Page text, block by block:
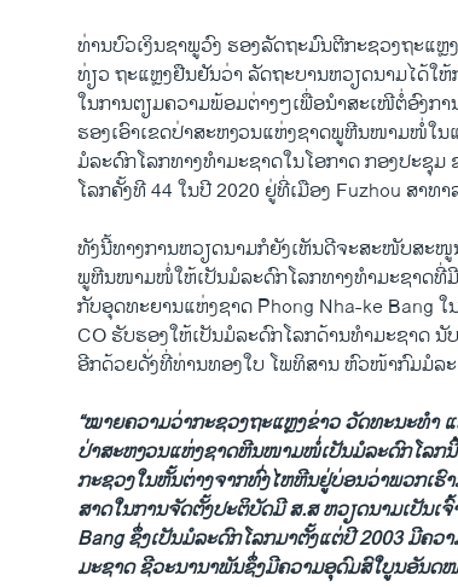
ທ່ານ​ບົວ​ເງິນ​ຊາ​ພູ​ວົງ ຮອງ​ລັດ​ຖະ​ມົນ​ຕີ​ກະ​ຊວງ​ຖະ​ແ
ທ່ຽວ ຖະ​ແຫຼງ​ຢືນ​ຢັນ​ວ່າ ລັດ​ຖະ​ບານ​ຫວຽດ​ນາມ​ໄດ້​ໃ​
ໃນ​ການຕຽມຄວາມພ້ອມ​ຕ່າງໆ​ເພື່ອ​ນຳ​ສ​ະ​ເໜີ​ຕໍ່​ອົງ​ກ
ຮອງ​ເອົາ​ເຂດ​ປ່າ​ສະ​ຫງວນ​ແຫ່ງ​ຊາດ​ພູ​ຫີນ​ໜາມ​ໜໍ່​ໃນ​
ມໍ​ລະ​ດົກ​ໂລກ​ທາງທຳ​ມະ​ຊາດໃນ​ໂອ​ກາດ ກອງ​ປະ​ຊຸມ
ໂລກ​ຄັ້ງ​ທີ 44 ໃນ​ປີ 2020 ຢູ່​ທີ່​ເມືອງ Fuzhou ສາ​ທ
ທັງ​ນີ້​ທາງ​ການ​ຫວຽດ​ນາມ​ກໍ​ຍັງ​ເຫັນ​ດີ​ຈະ​ສະ​ໜັບ​ສະ​
ພູ​ຫີນ​ໜາມ​ໜໍ່​ໃຫ້​ເປັນ​ມໍ​ລະ​ດົກ​ໂລກ​ທາງທຳ​ມະ​ຊາດທີ່​
ກັບ​ອຸດ​ທະ​ຍານ​ແຫ່ງ​ຊ​າດ Phong Nha-ke Bang
CO ຮັບ​ຮອງ​ໃຫ້​ເປັນ​ມໍ​ລະ​ດົກ​ໂລກດ້ານ​ທຳມະ​ຊາ​ດ ນັ
ອີກ​ດ້ວຍດັ່ງ​ທີ່​ທ່ານ​ທອງ​ໃບ ໂພ​ທິ​ສານ ຫົວ​ໜ້າ​ກົມ​ມໍ​ລ
“ໝາຍ​ຄວາມ​ວ່າ​ກະ​ຊວງ​ຖະ​ແຫຼງ​ຂ່າວ ວັ​ດ​ທະ​ນະ​ທຳ
ປ່າສະ​ຫງວນ​ແຫ່ງ​ຊາດ​ຫີນ​ໜາມ​ໜໍ່​ເປັນ​ມໍ​ລະ​ດົກ​ໂລກ​
ກະ​ຊວງ​ໃນຫັ້ນ​ຕ່າງ​ຈາກທົ່ງໄຫ​ຫີນ​ຢູ່​ບ່ອນ​ວ່າ​ພວກ​ເຮົ
ສາດ​ໃນ​ການ​ຈັດ​ຕັ້ງ​ປະ​ຕິ​ບັດ​ມີ ສ.ສ ຫວຽດ​ນາມ​ເປັນ​ເ
Bang ຊຶ່ງ​ເປັນ​ມໍ​ລະ​ດົກ​ໂລກມ​າຕັ້ງ​ແຕ່​ປີ 2003 ມີ​ຄວ
ມະ​ຊາດຊີ​ວະ​ນາ​ນາ​ພັນຊຶ່ງ​ມີ​ຄວາ​ມ​ອຸ​ດົມ​ສົ​ໃບູນ​ອັນ​ດ​